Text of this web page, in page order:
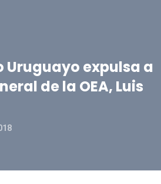
Uruguayo expulsa a
de la OEA, Luis